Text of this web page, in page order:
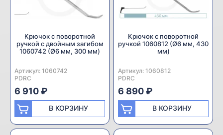
Крючок с поворотной
ручкой с двойным загибом
1060742 (Ø6 мм, 300 мм)
Артикул: 1060742
Производитель:
PDRC
6 910 ₽
В КОРЗИНУ
Крючок с поворотной
ручкой 1060812 (Ø6 мм, 430
мм)
Артикул: 1060812
Производитель:
PDRC
6 890 ₽
В КОРЗИНУ